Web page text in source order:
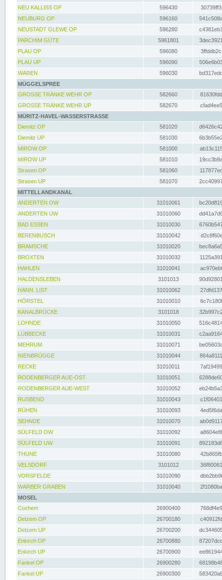
NEU KALLISS OP
596430
NEUBURG OP
596160
NEUSTADT GLEWE OP
596280
PARCHIM GÜTE
5961801
PLAU OP
596080
PLAU UP
596090
WAREN
596030
MÜGGELSPREE
GROSSE TRÄNKE WEHR OP
582660
GROSSE TRÄNKE WEHR UP
582670
MÜRITZ-HAVEL-WASSERSTRASSE
Diemitz OP
581020
Diemitz UP
581030
MIROW OP
581000
MIROW UP
581010
Strasen OP
581060
Strasen UP
581070
MITTELLANDKANAL
ANDERTEN OW
31010061
ANDERTEN UW
31010060
BAD ESSEN
31010030
BERENBUSCH
31010042
BRAMSCHE
31010020
BROXTEN
31010032
HAHLEN
31010041
HALDENSLEBEN
3101013
HANN. LIST
31010062
HÖRSTEL
31010010
KANALBRÜCKE
3101018
LOHNDE
31010050
LÜBBECKE
31010031
MEHRUM
31010071
NIENBRÜGGE
31010044
RECKE
31010011
RODENBERGER AUE-OST
31010051
RODENBERGER AUE-WEST
31010052
RUSBEND
31010043
RÜHEN
31010093
SEHNDE
31010070
SÜLFELD OW
31010092
SÜLFELD UW
31010091
THUNE
31010080
VELSDORF
3101012
VORSFELDE
31010090
WARBER GRABEN
31010040
MOSEL
Cochem
26900400
Detzem OP
26700180
Detzem UP
26700200
Enkirch OP
26700880
Enkirch UP
26700900
Fankel OP
26900280
Fankel UP
26900300